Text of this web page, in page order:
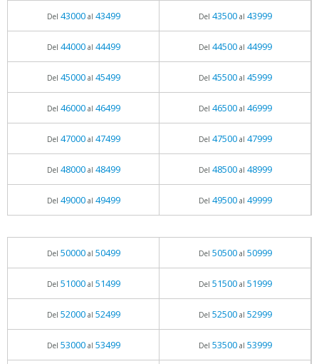
Del 43000al 43499 Del 43500al 43999
Del 44000al 44499 Del 44500al 44999
Del 45000al 45499 Del 45500al 45999
Del 46000al 46499 Del 46500al 46999
Del 47000al 47499 Del 47500al 47999
Del 48000al 48499 Del 48500al 48999
Del 49000al 49499 Del 49500al 49999
Del 50000al 50499 Del 50500al 50999
Del 51000al 51499 Del 51500al 51999
Del 52000al 52499 Del 52500al 52999
Del 53000al 53499 Del 53500al 53999